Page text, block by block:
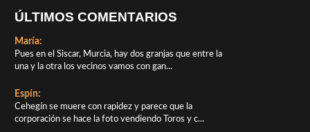
ÚLTIMOS COMENTARIOS
María:
Pues en el Siscar, Murcia, hay dos granjas que entre la
una y la otra los vecinos vamos con gan...
Espín:
Cehegín se muere con rapidez y parece que la
corporación se hace la foto vendiendo Toros y c...